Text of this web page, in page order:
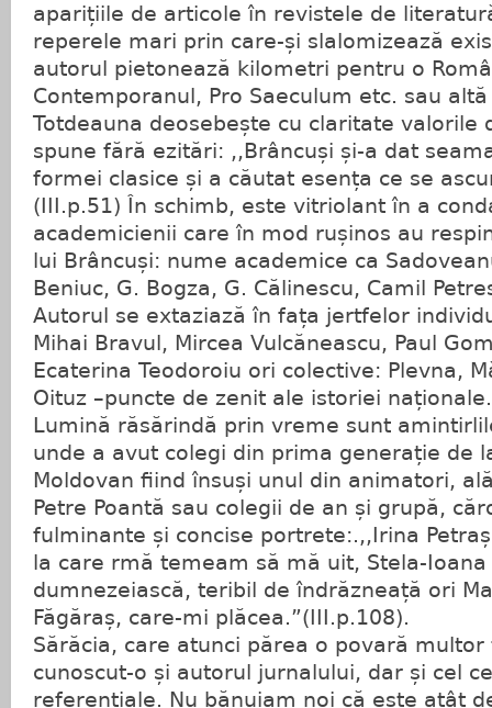
aparițiile de articole în revistele de
reperele mari prin care-și slalomizează
autorul pietonează kilometri pentru o
Contemporanul, Pro Saeculum etc. sau
Totdeauna deosebește cu claritate valorile
spune fără ezitări: ,,Brâncuși și-a dat
formei clasice și a căutat esența ce se
(III.p.51) În schimb, este vitriolant în a
academicienii care în mod rușinos au
lui Brâncuși: nume academice ca
Beniuc, G. Bogza, G. Călinescu, Camil
Autorul se extaziază în fața jertfelor
Mihai Bravul, Mircea Vulcăneascu, Paul
Ecaterina Teodoroiu ori colective: Plevna,
Oituz –puncte de zenit ale istoriei naționale.
Lumină răsărindă prin vreme sunt
unde a avut colegi din prima generație de
Moldovan fiind însuși unul din animatori,
Petre Poantă sau colegii de an și grupă,
fulminante și concise portrete:.,,Irina
la care rmă temeam să mă uit, Stela-
dumnezeiască, teribil de îndrăzneață ori
Făgăraș, care-mi plăcea.”(III.p.108).
Sărăcia, care atunci părea o povară
cunoscut-o și autorul jurnalului, dar și cel
referențiale. Nu bănuiam noi că este atât